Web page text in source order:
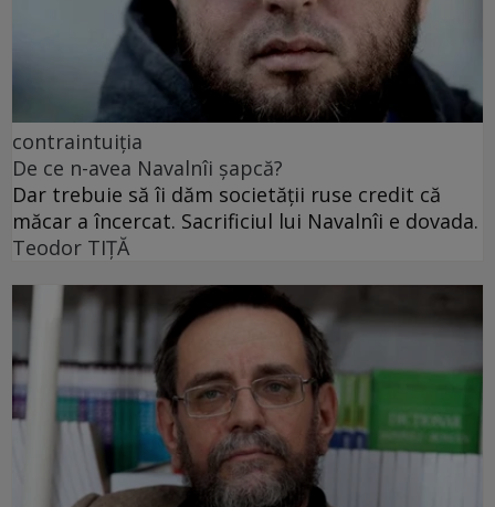
contraintuiția
De ce n-avea Navalnîi șapcă?
Dar trebuie să îi dăm societății ruse credit că
măcar a încercat. Sacrificiul lui Navalnîi e dovada.
Teodor TIŢĂ